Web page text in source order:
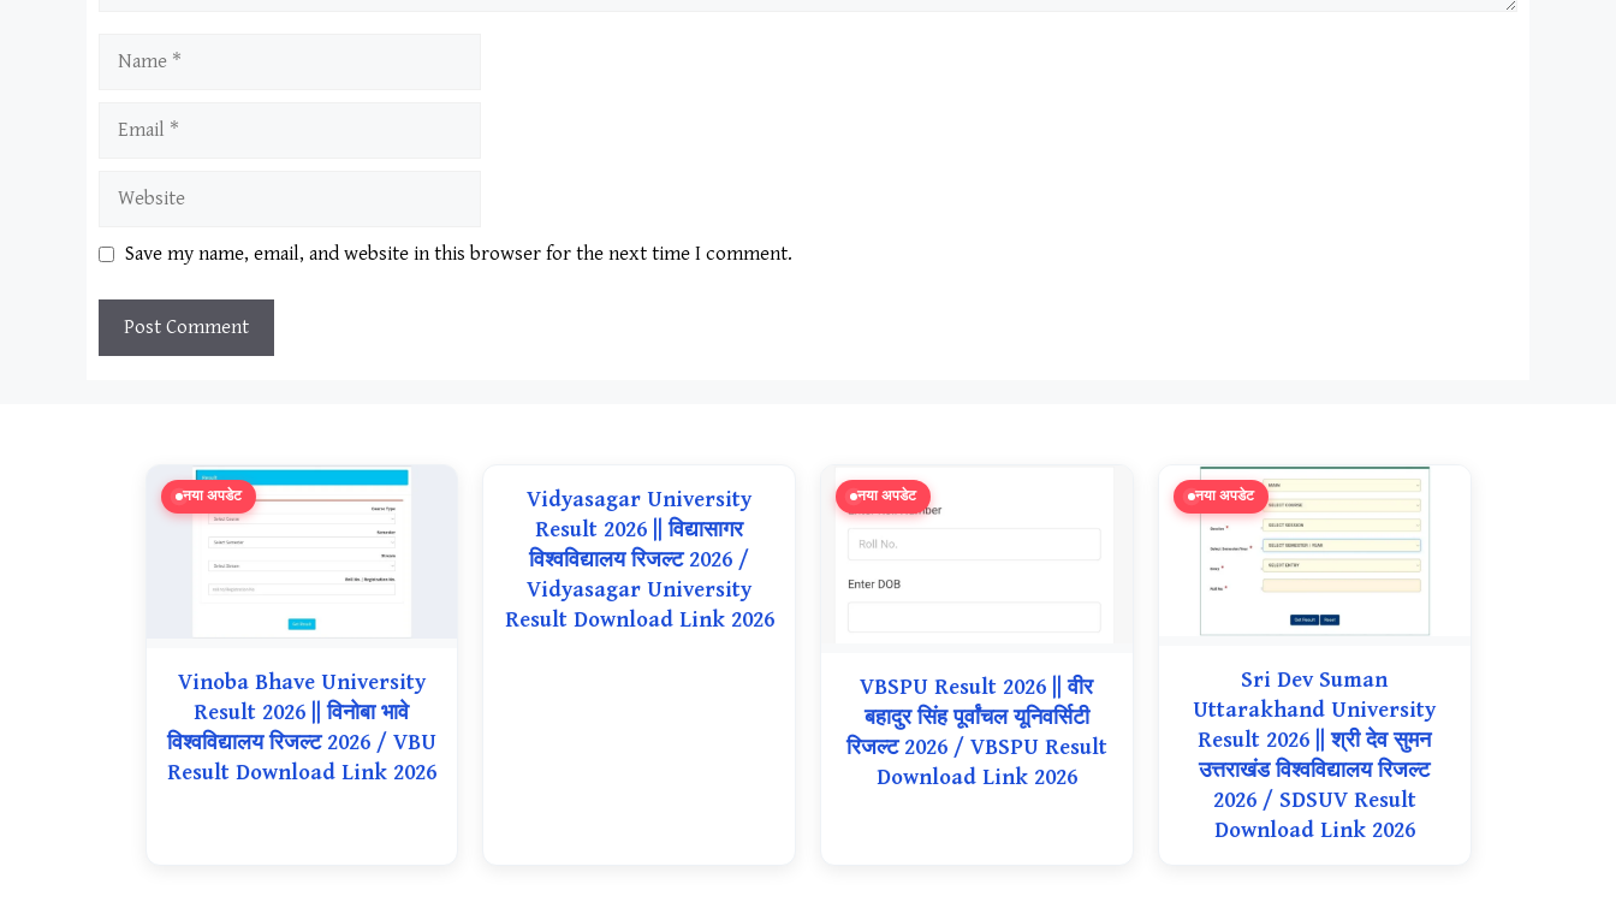
Website
Save my name, email, and website in this browser for the next time I comment.
नया अपडेट
Vinoba Bhave University
Result 2026 || विनोबा भावे
विश्वविद्यालय रिजल्ट 2026 / VBU
Result Download Link 2026
Vidyasagar University
Result 2026 || विद्यासागर
विश्वविद्यालय रिजल्ट 2026 /
Vidyasagar University
Result Download Link 2026
नया अपडेट
VBSPU Result 2026 || वीर
बहादुर सिंह पूर्वांचल यूनिवर्सिटी
रिजल्ट 2026 / VBSPU Result
Download Link 2026
नया अपडेट
Sri Dev Suman
Uttarakhand University
Result 2026 || श्री देव सुमन
उत्तराखंड विश्वविद्यालय रिजल्ट
2026 / SDSUV Result
Download Link 2026